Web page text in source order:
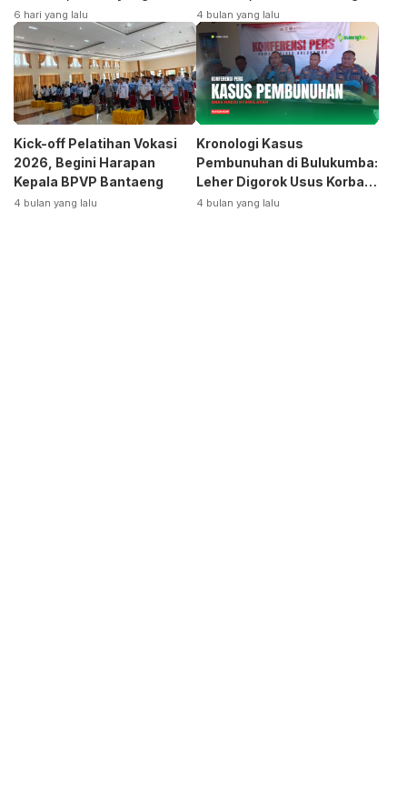
Terpecah
6 hari yang lalu
Siap Bangkitkan Jurusan
Otomotif
4 bulan yang lalu
Kick-off Pelatihan Vokasi
2026, Begini Harapan
Kepala BPVP Bantaeng
4 bulan yang lalu
Kronologi Kasus
Pembunuhan di Bulukumba:
Leher Digorok Usus Korban
Dikeluarkan
4 bulan yang lalu